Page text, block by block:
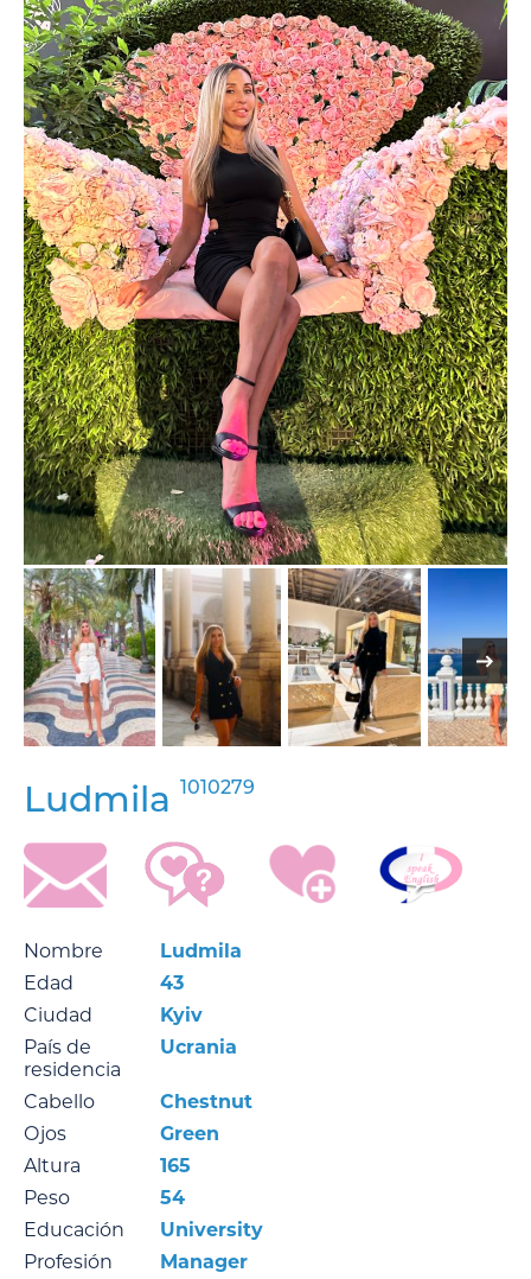
Ludmila 1010279
Nombre
Ludmila
Edad
43
Ciudad
Kyiv
País de
residencia
Ucrania
Cabello
Chestnut
Ojos
Green
Altura
165
Peso
54
Educación
University
Profesión
Manager